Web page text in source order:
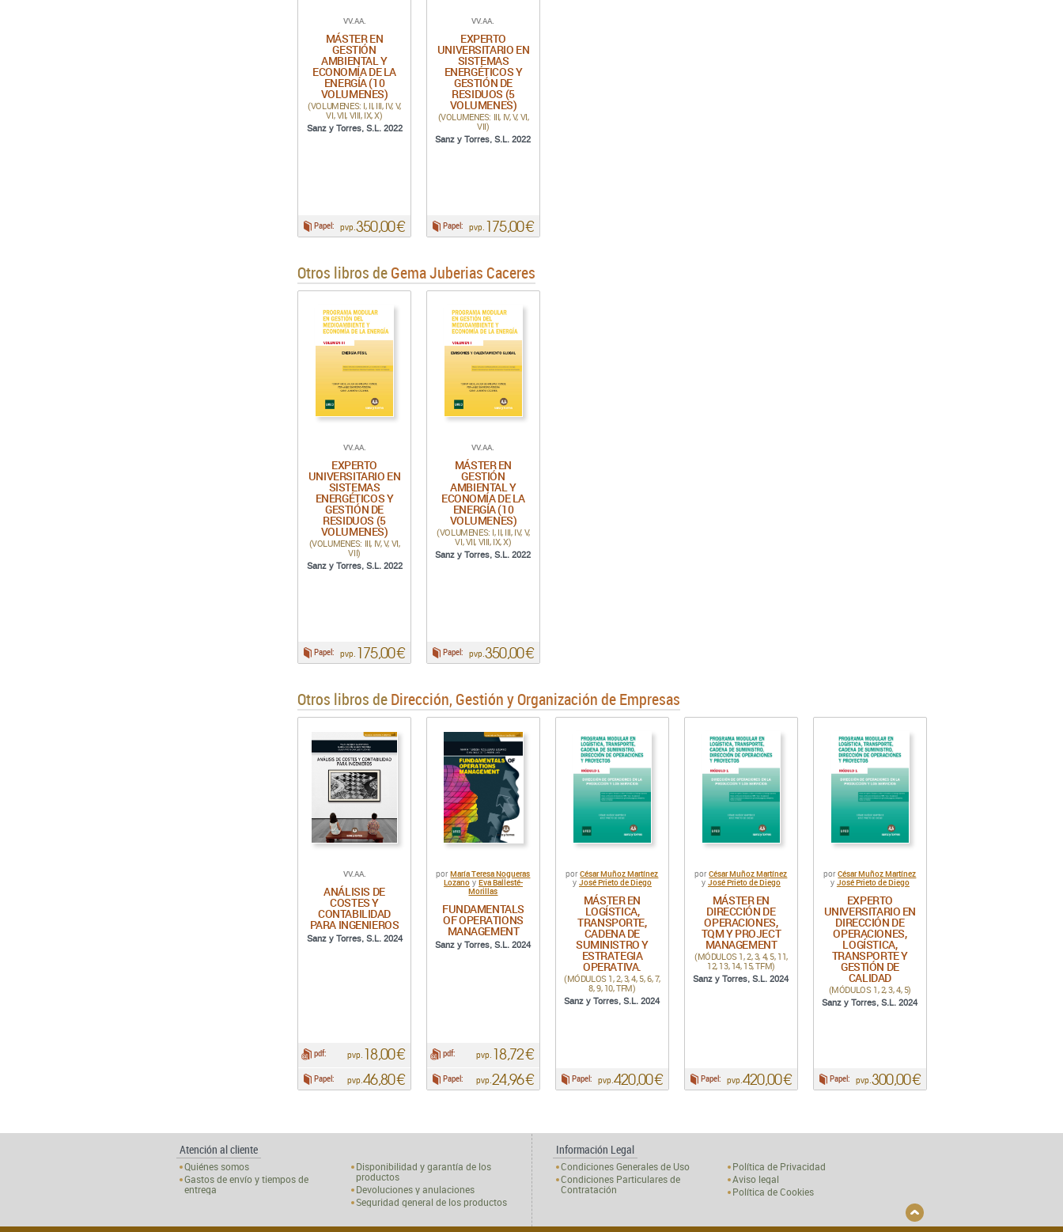
VV.AA.
MÁSTER EN
GESTIÓN
AMBIENTAL Y
ECONOMÍA DE LA
ENERGÍA (10
VOLUMENES)
(VOLUMENES: I, II, III, IV, V,
VI, VII, VIII, IX, X)
Sanz y Torres, S.L. 2022
Papel: pvp.350,00 €
VV.AA.
EXPERTO
UNIVERSITARIO EN
SISTEMAS
ENERGÉTICOS Y
GESTIÓN DE
RESIDUOS (5
VOLUMENES)
(VOLUMENES: III, IV, V, VI,
VII)
Sanz y Torres, S.L. 2022
Papel: pvp. 175,00 €
Otros libros deGema Juberias Caceres
VV.AA.
EXPERTO
UNIVERSITARIO EN
SISTEMAS
ENERGÉTICOS Y
GESTIÓN DE
RESIDUOS (5
VOLUMENES)
(VOLUMENES: III, IV, V, VI,
VII)
Sanz y Torres, S.L. 2022
Papel: pvp. 175,00 €
VV.AA.
MÁSTER EN
GESTIÓN
AMBIENTAL Y
ECONOMÍA DE LA
ENERGÍA (10
VOLUMENES)
(VOLUMENES: I, II, III, IV, V,
VI, VII, VIII, IX, X)
Sanz y Torres, S.L. 2022
Papel: pvp.350,00 €
Otros libros deDirección, Gestión y Organización de Empresas
VV.AA.
ANÁLISIS DE
COSTES Y
CONTABILIDAD
PARA INGENIEROS
Sanz y Torres, S.L. 2024
pdf: pvp. 18,00 €
Papel: pvp.46,80 €
porMaría Teresa Nogueras
Lozanoy Eva Ballesté-
Morillas
FUNDAMENTALS
OF OPERATIONS
MANAGEMENT
Sanz y Torres, S.L. 2024
pdf: pvp. 18,72 €
Papel: pvp.24,96 €
porCésar Muñoz Martínez
y José Prieto de Diego
MÁSTER EN
LOGÍSTICA,
TRANSPORTE,
CADENA DE
SUMINISTRO Y
ESTRATEGIA
OPERATIVA.
(MÓDULOS 1, 2, 3, 4, 5, 6, 7,
8, 9, 10, TFM)
Sanz y Torres, S.L. 2024
Papel: pvp.420,00 €
porCésar Muñoz Martínez
y José Prieto de Diego
MÁSTER EN
DIRECCIÓN DE
OPERACIONES,
TQM Y PROJECT
MANAGEMENT
(MÓDULOS 1, 2, 3, 4, 5, 11,
12, 13, 14, 15, TFM)
Sanz y Torres, S.L. 2024
Papel: pvp.420,00 €
porCésar Muñoz Martínez
y José Prieto de Diego
EXPERTO
UNIVERSITARIO EN
DIRECCIÓN DE
OPERACIONES,
LOGÍSTICA,
TRANSPORTE Y
GESTIÓN DE
CALIDAD
(MÓDULOS 1, 2, 3, 4, 5)
Sanz y Torres, S.L. 2024
Papel: pvp.300,00 €
Atención al cliente
Quiénes somos
Gastos de envío y tiempos de
entrega
Disponibilidad y garantía de los
productos
Devoluciones y anulaciones
Seguridad general de los productos
Información Legal
Condiciones Generales de Uso
Condiciones Particulares de
Contratación
Política de Privacidad
Aviso legal
Política de Cookies